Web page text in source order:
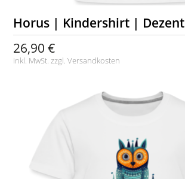
Horus | Kindershirt | Dezent
26,90 €
inkl. MwSt. zzgl.Versandkosten